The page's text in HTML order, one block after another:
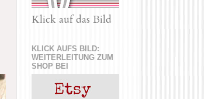
Klick auf das Bild
KLICK AUFS BILD:
WEITERLEITUNG ZUM
SHOP BEI